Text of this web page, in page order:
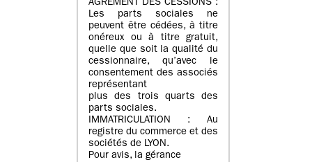
AGREMENT DES CESSIONS :
Les parts sociales ne
peuvent être cédées, à titre
onéreux ou à titre gratuit,
quelle que soit la qualité du
cessionnaire, qu’avec le
consentement des associés
représentant
plus des trois quarts des
parts sociales.
IMMATRICULATION : Au
registre du commerce et des
sociétés de LYON.
Pour avis, la gérance